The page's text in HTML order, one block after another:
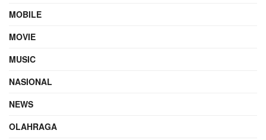
MOBILE
MOVIE
MUSIC
NASIONAL
NEWS
OLAHRAGA